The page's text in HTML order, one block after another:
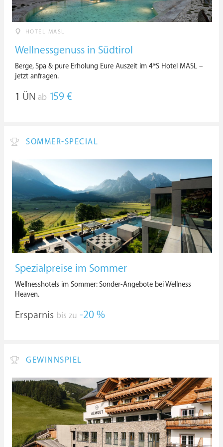
HOTEL MASL
Wellnessgenuss in Südtirol
Berge, Spa & pure Erholung Eure Auszeit im 4*S Hotel MASL –
jetzt anfragen.
1 ÜN ab 159 €
SOMMER-SPECIAL
Spezialpreise im Sommer
Wellnesshotels im Sommer: Sonder-Angebote bei Wellness
Heaven.
Ersparnis bis zu -20 %
GEWINNSPIEL